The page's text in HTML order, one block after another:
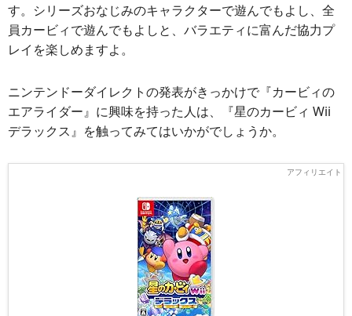
す。シリーズおなじみのキャラクターで遊んでもよし、全
員カービィで遊んでもよしと、バラエティに富んだ協力プ
レイを楽しめますよ。
ニンテンドーダイレクトの発表がきっかけで『カービィの
エアライダー』に興味を持った人は、『星のカービィ Wii
デラックス』を触ってみてはいかがでしょうか。